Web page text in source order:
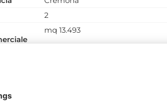
2
mq 13.493